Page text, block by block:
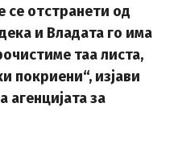
се отстранети од
и Владата го има
таа листа,
покриени“, изјави
агенцијата за